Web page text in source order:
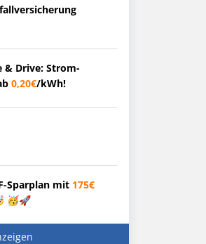
& Drive: Strom-
0,20€/kWh!
Sparplan mit 175€
🥳🚀